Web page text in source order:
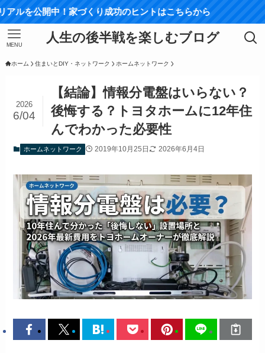
家づくり成功のヒントはこちらから
人生の後半戦を楽しむブログ
MENU
ホーム 住まいとDIY・ネットワーク ホームネットワーク
【結論】情報分電盤はいらない？
後悔する？トヨタホームに12年住
んでわかった必要性
2026
6/04
ホームネットワーク 2019年10月25日 2026年6月4日